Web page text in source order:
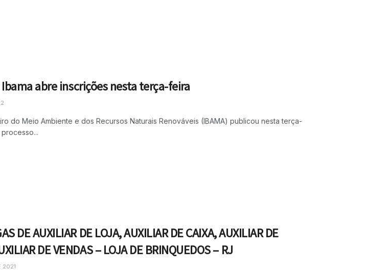
abre inscrições nesta terça-feira
do Meio Ambiente e dos Recursos Naturais Renováveis (IBAMA) publicou nesta terça-
DE AUXILIAR DE LOJA, AUXILIAR DE CAIXA, AUXILIAR DE
DE VENDAS – LOJA DE BRINQUEDOS – RJ
2021